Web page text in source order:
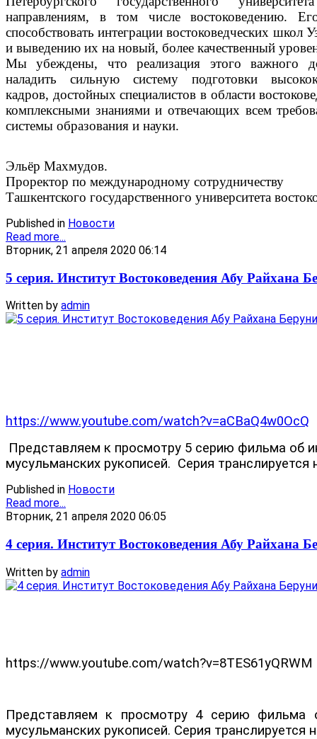
направлениям, в том числе востоковедению.
способствовать интеграции востоковедческих школ
и выведению их на новый, более качественный
Мы убеждены, что реализация этого важного
наладить сильную систему подготовки
кадров, достойных специалистов в области
комплексными знаниями и отвечающих всем
системы образования и науки.
Эльёр Махмудов.
Проректор по международному сотрудничеству
Ташкентского государственного университета
Published in Новости
Read more...
Вторник, 21 апреля 2020 06:14
5 серия. Институт Востоковедения Абу Райхана
Written by admin
https://www.youtube.com/watch?v=aCBaQ4w0OcQ
Представляем к просмотру 5 серию фильма об
мусульманских рукописей. Серия
Published in Новости
Read more...
Вторник, 21 апреля 2020 06:05
4 серия. Институт Востоковедения Абу Райхана
Written by admin
https://www.youtube.com/watch?v=8TES61yQRWM
Представляем к просмотру 4 серию фильма
мусульманских рукописей. Серия транслируется